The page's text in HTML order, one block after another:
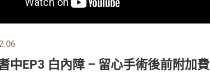
中EP3 白內障 – 留心手術後前附加費